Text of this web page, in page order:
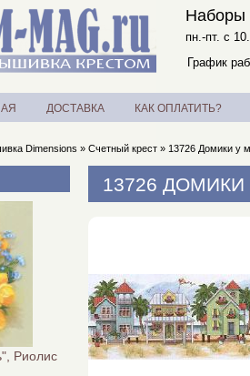
Наборы
пн.-пт. с
График
ДОСТАВКА КАК ОПЛАТИТЬ?
Dimensions » Счетный крест » 13726 Домики у
13726 ДОМИКИ
Риолис